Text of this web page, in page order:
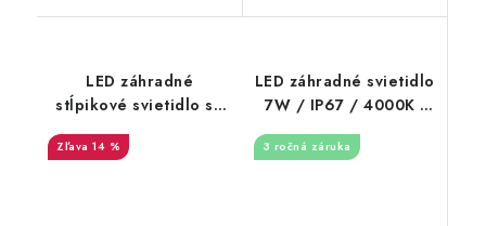
LED záhradné
stĺpikové svietidlo so
šedé
14 %
LED záhradné svietidlo
7W / IP67 / 4000K -
3 ročná záruka